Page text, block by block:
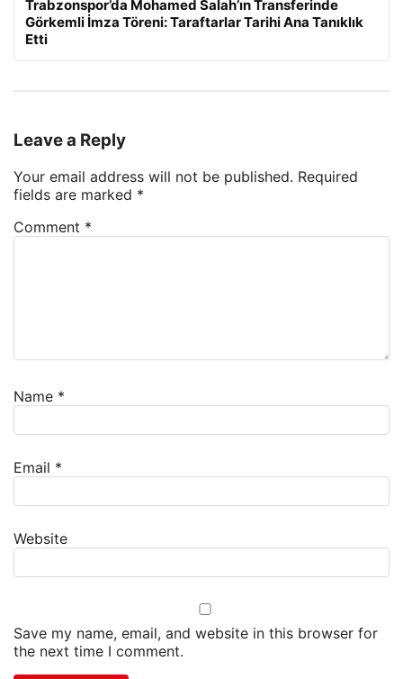
Trabzonspor’da Mohamed Salah’ın Transferinde
Görkemli İmza Töreni: Taraftarlar Tarihi Ana Tanıklık
Etti
Leave a Reply
Your email address will not be published. Required
fields are marked *
Comment *
Name *
Email *
Website
Save my name, email, and website in this browser for
the next time I comment.